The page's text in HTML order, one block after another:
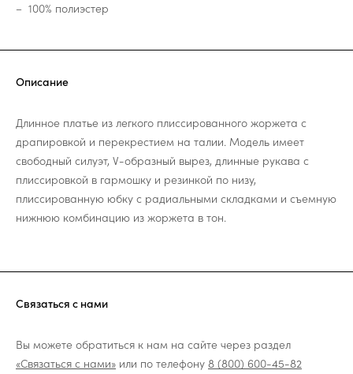
100% полиэстер
Описание
Длинное платье из легкого плиссированного жоржета с
драпировкой и перекрестием на талии. Модель имеет
свободный силуэт, V-образный вырез, длинные рукава с
плиссировкой в гармошку и резинкой по низу,
плиссированную юбку с радиальными складками и съемную
нижнюю комбинацию из жоржета в тон.
Связаться с нами
Вы можете обратиться к нам на сайте через раздел
«Связаться с нами» или по телефону 8 (800) 600-45-82